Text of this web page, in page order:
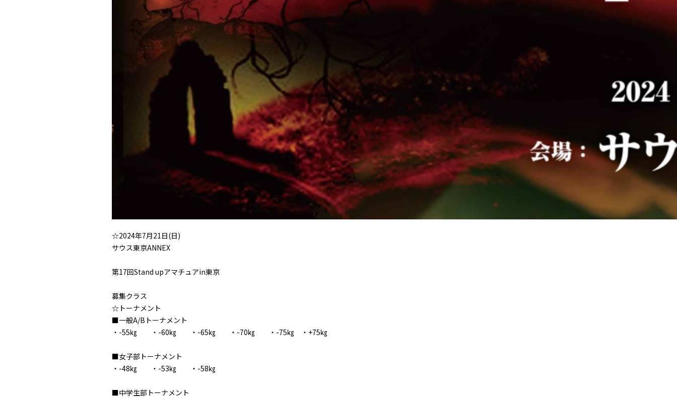
☆2024年7月21日(日)
サウス東京ANNEX
第17回Stand upアマチュアin東京
募集クラス
☆トーナメント
■一般A/Bトーナメント
・-55㎏ ・-60㎏ ・-65㎏ ・-70㎏ ・-75㎏ ・+75㎏
■女子部トーナメント
・-48㎏ ・-53㎏ ・-58㎏
■中学生部トーナメント